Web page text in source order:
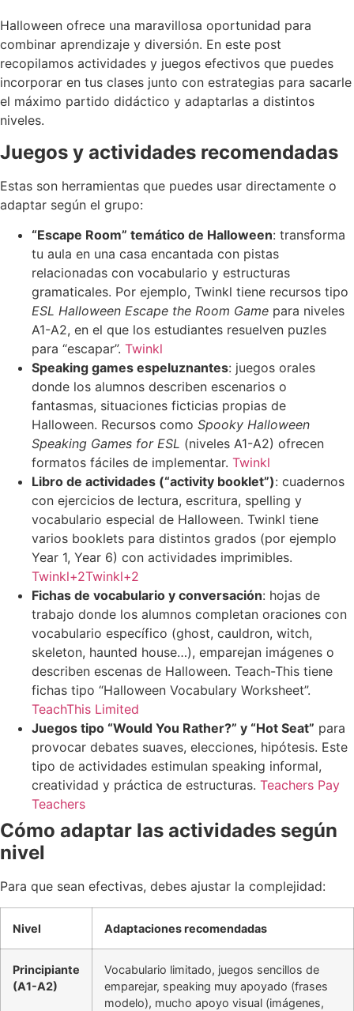
Halloween ofrece una maravillosa oportunidad para
combinar aprendizaje y diversión. En este post
recopilamos actividades y juegos efectivos que puedes
incorporar en tus clases junto con estrategias para sacarle
el máximo partido didáctico y adaptarlas a distintos
niveles.
Juegos y actividades recomendadas
Estas son herramientas que puedes usar directamente o
adaptar según el grupo:
“Escape Room” temático de Halloween: transforma
tu aula en una casa encantada con pistas
relacionadas con vocabulario y estructuras
gramaticales. Por ejemplo, Twinkl tiene recursos tipo
ESL Halloween Escape the Room Game para niveles
A1-A2, en el que los estudiantes resuelven puzles
para “escapar”. Twinkl
Speaking games espeluznantes: juegos orales
donde los alumnos describen escenarios o
fantasmas, situaciones ficticias propias de
Halloween. Recursos como Spooky Halloween
Speaking Games for ESL (niveles A1-A2) ofrecen
formatos fáciles de implementar. Twinkl
Libro de actividades (“activity booklet”): cuadernos
con ejercicios de lectura, escritura, spelling y
vocabulario especial de Halloween. Twinkl tiene
varios booklets para distintos grados (por ejemplo
Year 1, Year 6) con actividades imprimibles.
Twinkl+2Twinkl+2
Fichas de vocabulario y conversación: hojas de
trabajo donde los alumnos completan oraciones con
vocabulario específico (ghost, cauldron, witch,
skeleton, haunted house…), emparejan imágenes o
describen escenas de Halloween. Teach-This tiene
fichas tipo “Halloween Vocabulary Worksheet”.
TeachThis Limited
Juegos tipo “Would You Rather?” y “Hot Seat” para
provocar debates suaves, elecciones, hipótesis. Este
tipo de actividades estimulan speaking informal,
creatividad y práctica de estructuras. Teachers Pay
Teachers
Cómo adaptar las actividades según
nivel
Para que sean efectivas, debes ajustar la complejidad:
Nivel Adaptaciones recomendadas
Principiante
(A1-A2)
Vocabulario limitado, juegos sencillos de
emparejar, speaking muy apoyado (frases
modelo), mucho apoyo visual (imágenes,